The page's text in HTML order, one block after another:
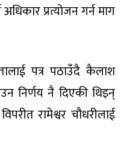
अधिकार प्रत्योजन गर्न माग
पत्र पठाउँदै कैलाश
निर्णय नै दिएकी थिइन्
रामेश्वर चौधरीलाई